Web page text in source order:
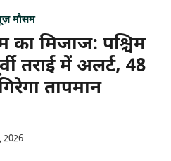
मौसम
का मिजाज: पश्चिम
तराई में अलर्ट, 48
तापमान
2026